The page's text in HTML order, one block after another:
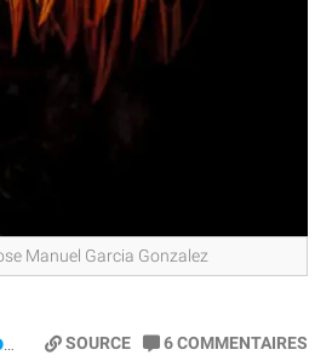
Manuel Garcia Gonzalez
SOURCE 6COMMENTAIRES